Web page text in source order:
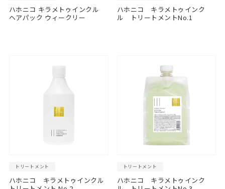
ハホニコ キラメトゥインクル
ヘアパック ウィークリー
ハホニコ キラメトゥインク
ル トリートメントNo.1
トリートメント
ハホニコ キラメトゥインクル
トリートメント
ハホニコ キラメトゥインク